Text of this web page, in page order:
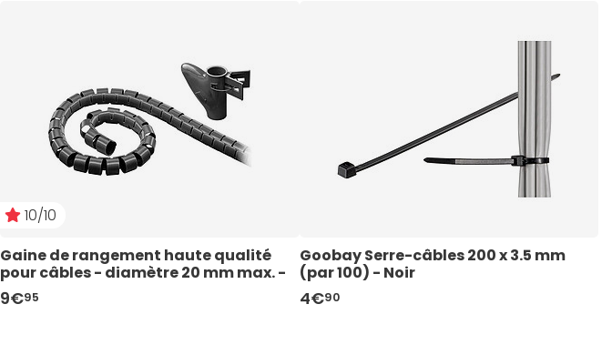
10/10
Gaine de rangement haute qualité
pour câbles - diamètre 20 mm max. -
longueur 2.5 m
9€95
Goobay Serre-câbles 200 x 3.5 mm
(par 100) - Noir
4€90